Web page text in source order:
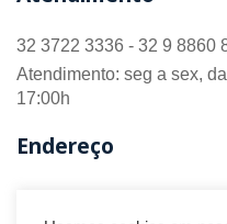
32 3722 3336 - 32 9 8860
Atendimento: seg a sex,
17:00h
Endereço
R. Barão do Monte Alto